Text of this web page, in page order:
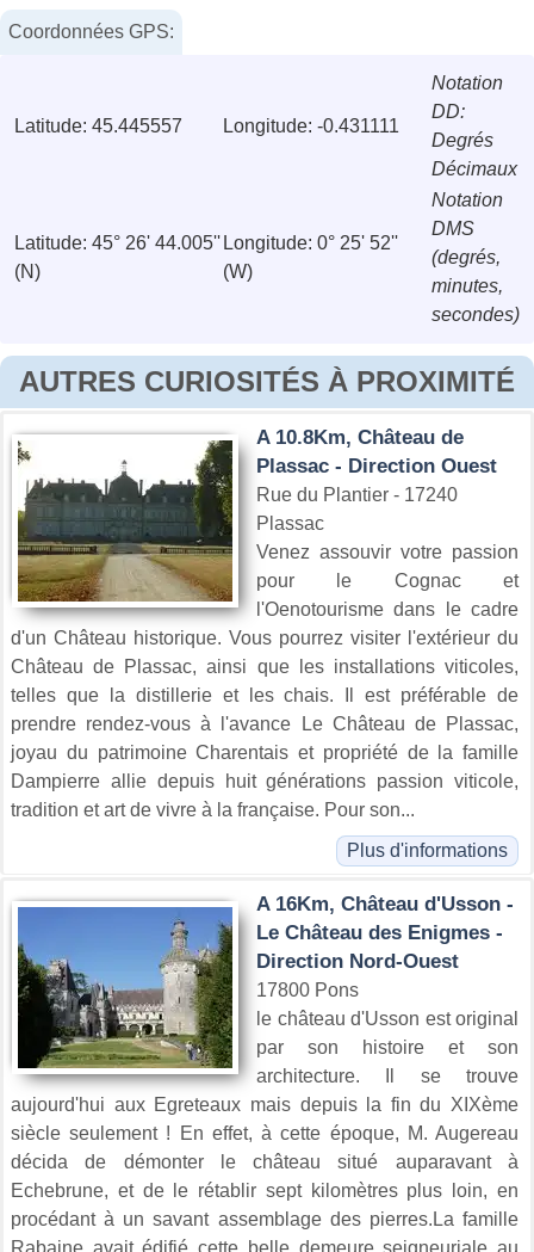
Coordonnées GPS:
Latitude: 45.445557 Longitude: -0.431111
Notation
DD:
Degrés
Décimaux
Latitude: 45° 26' 44.005''
(N)
Longitude: 0° 25' 52''
(W)
Notation
DMS
(degrés,
minutes,
secondes)
AUTRES CURIOSITÉS À PROXIMITÉ
A 10.8Km, Château de
Plassac - Direction Ouest
Rue du Plantier - 17240
Plassac
Venez assouvir votre passion
pour le Cognac et
l'Oenotourisme dans le cadre
d'un Château historique. Vous pourrez visiter l'extérieur du
Château de Plassac, ainsi que les installations viticoles,
telles que la distillerie et les chais. Il est préférable de
prendre rendez-vous à l'avance Le Château de Plassac,
joyau du patrimoine Charentais et propriété de la famille
Dampierre allie depuis huit générations passion viticole,
tradition et art de vivre à la française. Pour son...
Plus d'informations
A 16Km, Château d'Usson -
Le Château des Enigmes -
Direction Nord-Ouest
17800 Pons
le château d'Usson est original
par son histoire et son
architecture. Il se trouve
aujourd'hui aux Egreteaux mais depuis la fin du XIXème
siècle seulement ! En effet, à cette époque, M. Augereau
décida de démonter le château situé auparavant à
Echebrune, et de le rétablir sept kilomètres plus loin, en
procédant à un savant assemblage des pierres.La famille
Rabaine avait édifié cette belle demeure seigneuriale au